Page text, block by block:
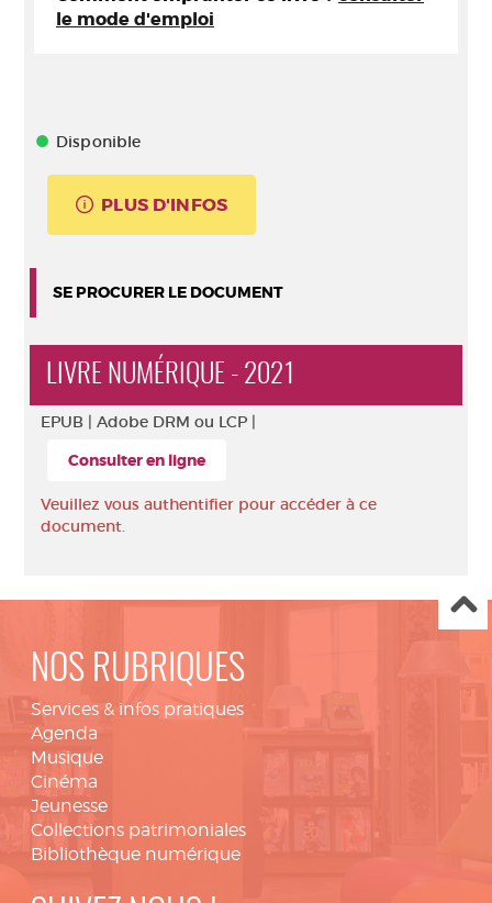
le mode d'emploi
Disponible
PLUS D'INFOS
SE PROCURER LE DOCUMENT
LIVRE NUMÉRIQUE - 2021
EPUB | Adobe DRM ou LCP |
Consulter en ligne
Veuillez vous authentifier pour accéder à ce
document.
NOS RUBRIQUES
Services & infos pratiques
Agenda
Musique
Cinéma
Jeunesse
Collections patrimoniales
Bibliothèque numérique